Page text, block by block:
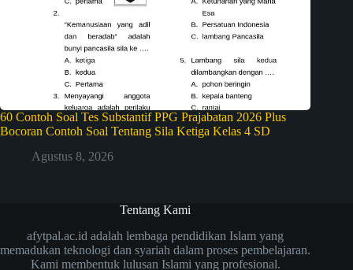
60 Contoh Soal Tes Substantif PPG Prajabatan 2026 Plus
Bocoran Contoh Soal Tentang Sila Ketiga Kelas 4 SD
Agustus 8, 2026
Tentang Kami
afytpal.ac.id adalah lembaga pendidikan Islam yang
memadukan teknologi dan syariah dalam proses pembelajaran.
Kami membentuk lulusan Islami yang profesional.